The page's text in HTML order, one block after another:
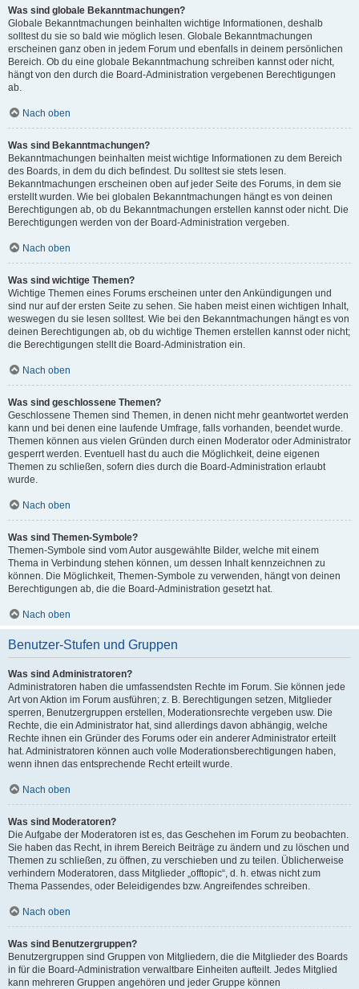
Was sind globale Bekanntmachungen?
Globale Bekanntmachungen beinhalten wichtige Informationen, deshalb
solltest du sie so bald wie möglich lesen. Globale Bekanntmachungen
erscheinen ganz oben in jedem Forum und ebenfalls in deinem persönlichen
Bereich. Ob du eine globale Bekanntmachung schreiben kannst oder nicht,
hängt von den durch die Board-Administration vergebenen Berechtigungen
ab.
Nach oben
Was sind Bekanntmachungen?
Bekanntmachungen beinhalten meist wichtige Informationen zu dem Bereich
des Boards, in dem du dich befindest. Du solltest sie stets lesen.
Bekanntmachungen erscheinen oben auf jeder Seite des Forums, in dem sie
erstellt wurden. Wie bei globalen Bekanntmachungen hängt es von deinen
Berechtigungen ab, ob du Bekanntmachungen erstellen kannst oder nicht. Die
Berechtigungen werden von der Board-Administration vergeben.
Nach oben
Was sind wichtige Themen?
Wichtige Themen eines Forums erscheinen unter den Ankündigungen und
sind nur auf der ersten Seite zu sehen. Sie haben meist einen wichtigen Inhalt,
weswegen du sie lesen solltest. Wie bei den Bekanntmachungen hängt es von
deinen Berechtigungen ab, ob du wichtige Themen erstellen kannst oder nicht;
die Berechtigungen stellt die Board-Administration ein.
Nach oben
Was sind geschlossene Themen?
Geschlossene Themen sind Themen, in denen nicht mehr geantwortet werden
kann und bei denen eine laufende Umfrage, falls vorhanden, beendet wurde.
Themen können aus vielen Gründen durch einen Moderator oder Administrator
gesperrt werden. Eventuell hast du auch die Möglichkeit, deine eigenen
Themen zu schließen, sofern dies durch die Board-Administration erlaubt
wurde.
Nach oben
Was sind Themen-Symbole?
Themen-Symbole sind vom Autor ausgewählte Bilder, welche mit einem
Thema in Verbindung stehen können, um dessen Inhalt kennzeichnen zu
können. Die Möglichkeit, Themen-Symbole zu verwenden, hängt von deinen
Berechtigungen ab, die die Board-Administration gesetzt hat.
Nach oben
Benutzer-Stufen und Gruppen
Was sind Administratoren?
Administratoren haben die umfassendsten Rechte im Forum. Sie können jede
Art von Aktion im Forum ausführen; z. B. Berechtigungen setzen, Mitglieder
sperren, Benutzergruppen erstellen, Moderationsrechte vergeben usw. Die
Rechte, die ein Administrator hat, sind allerdings davon abhängig, welche
Rechte ihnen ein Gründer des Forums oder ein anderer Administrator erteilt
hat. Administratoren können auch volle Moderationsberechtigungen haben,
wenn ihnen das entsprechende Recht erteilt wurde.
Nach oben
Was sind Moderatoren?
Die Aufgabe der Moderatoren ist es, das Geschehen im Forum zu beobachten.
Sie haben das Recht, in ihrem Bereich Beiträge zu ändern und zu löschen und
Themen zu schließen, zu öffnen, zu verschieben und zu teilen. Üblicherweise
verhindern Moderatoren, dass Mitglieder „offtopic“, d. h. etwas nicht zum
Thema Passendes, oder Beleidigendes bzw. Angreifendes schreiben.
Nach oben
Was sind Benutzergruppen?
Benutzergruppen sind Gruppen von Mitgliedern, die die Mitglieder des Boards
in für die Board-Administration verwaltbare Einheiten aufteilt. Jedes Mitglied
kann mehreren Gruppen angehören und jeder Gruppe können